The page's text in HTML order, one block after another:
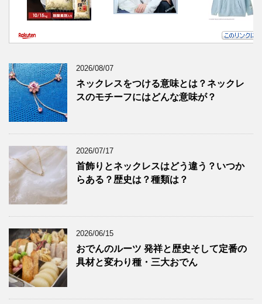
2026/08/07
ネックレスをつける意味とは？ネックレ
スのモチーフにはどんな意味が？
2026/07/17
首飾りとネックレスはどう違う？いつか
らある？歴史は？種類は？
2026/06/15
おでんのルーツ 発祥と歴史そして定番の
具材と変わり種・三大おでん